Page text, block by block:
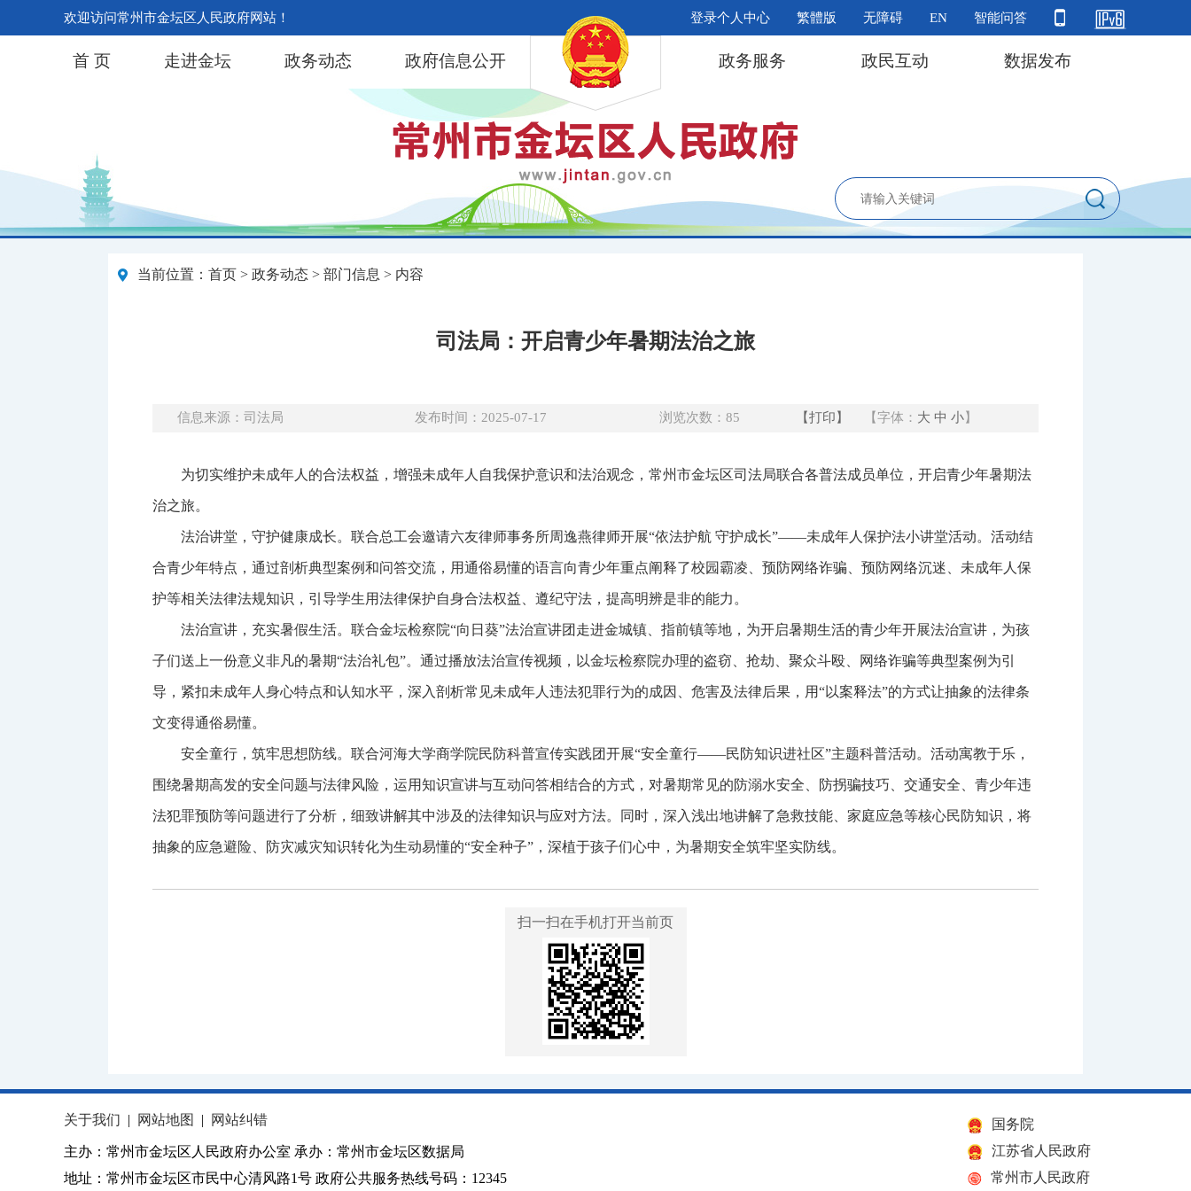
欢迎访问常州市金坛区人民政府网站！ 登录个人中心 繁體版 无障碍 EN 智能问答
首 页 走进金坛 政务动态 政府信息公开 政务服务 政民互动 数据发布
当前位置： 首页 > 政务动态 > 部门信息 > 内容
司法局：开启青少年暑期法治之旅
信息来源：司法局 发布时间：2025-07-17 浏览次数： 85 【打印】 【字体： 大 中 小】
为切实维护未成年人的合法权益，增强未成年人自我保护意识和法治观念，常州市金坛区司法局联合各普法成员单位，开启青少年暑期法
治之旅。
法治讲堂，守护健康成长。联合总工会邀请六友律师事务所周逸燕律师开展“依法护航 守护成长”——未成年人保护法小讲堂活动。活动结
合青少年特点，通过剖析典型案例和问答交流，用通俗易懂的语言向青少年重点阐释了校园霸凌、预防网络诈骗、预防网络沉迷、未成年人保
护等相关法律法规知识，引导学生用法律保护自身合法权益、遵纪守法，提高明辨是非的能力。
法治宣讲，充实暑假生活。联合金坛检察院“向日葵”法治宣讲团走进金城镇、指前镇等地，为开启暑期生活的青少年开展法治宣讲，为孩
子们送上一份意义非凡的暑期“法治礼包”。通过播放法治宣传视频，以金坛检察院办理的盗窃、抢劫、聚众斗殴、网络诈骗等典型案例为引
导，紧扣未成年人身心特点和认知水平，深入剖析常见未成年人违法犯罪行为的成因、危害及法律后果，用“以案释法”的方式让抽象的法律条
文变得通俗易懂。
安全童行，筑牢思想防线。联合河海大学商学院民防科普宣传实践团开展“安全童行——民防知识进社区”主题科普活动。活动寓教于乐，
围绕暑期高发的安全问题与法律风险，运用知识宣讲与互动问答相结合的方式，对暑期常见的防溺水安全、防拐骗技巧、交通安全、青少年违
法犯罪预防等问题进行了分析，细致讲解其中涉及的法律知识与应对方法。同时，深入浅出地讲解了急救技能、家庭应急等核心民防知识，将
抽象的应急避险、防灾减灾知识转化为生动易懂的“安全种子”，深植于孩子们心中，为暑期安全筑牢坚实防线。
扫一扫在手机打开当前页
关于我们 | 网站地图 | 网站纠错
主办：常州市金坛区人民政府办公室 承办：常州市金坛区数据局
地址：常州市金坛区市民中心清风路1号 政府公共服务热线号码：12345
国务院
江苏省人民政府
常州市人民政府